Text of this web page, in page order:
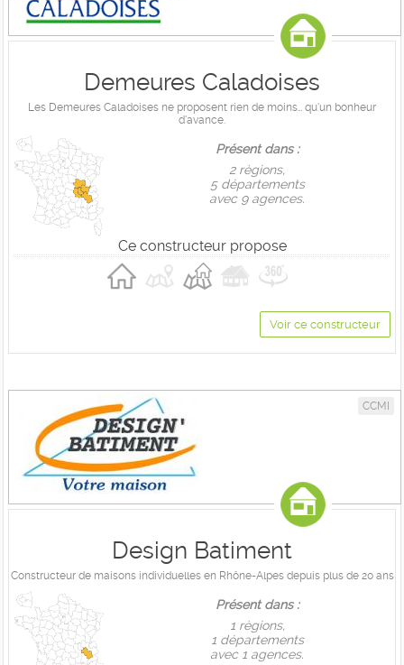
Demeures Caladoises
Les Demeures Caladoises ne proposent rien de moins… qu'un bonheur
d'avance.
Présent dans :
2 règions,
5 départements
avec 9 agences.
Ce constructeur propose
Voir ce constructeur
CCMI
Design Batiment
Constructeur de maisons individuelles en Rhône-Alpes depuis plus de 20 ans
Présent dans :
1 règions,
1 départements
avec 1 agences.